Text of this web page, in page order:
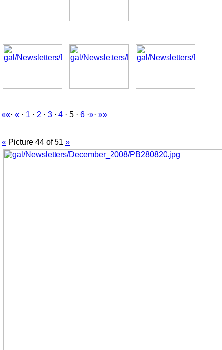
««· « · 1 · 2 · 3 · 4 · 5 · 6 ·»· »»
« Picture 44 of 51 »